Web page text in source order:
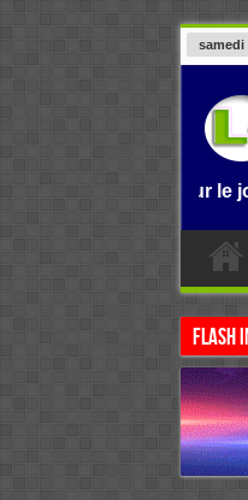
samedi
sur le journal
Flash